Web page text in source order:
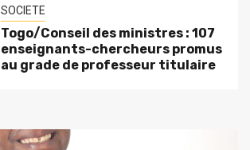
SOCIETE
Togo/Conseil des ministres : 107
enseignants-chercheurs promus
au grade de professeur titulaire